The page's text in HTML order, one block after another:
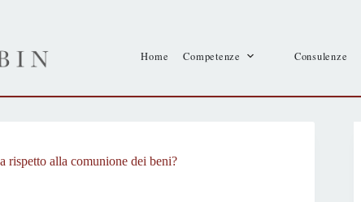
Home
Competenze Consulenze
rispetto alla comunione dei beni?